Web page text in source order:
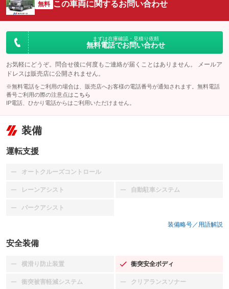
無料 この車両に関するお問い合わせ
まずは在庫確認・見積り依頼
無料電話でお問い合わせ
お気軽にどうぞ。問合せ後に何度もご連絡が届くことはありません。 メールア
ドレスは販売店に公開されません。
※無料電話をご利用の場合は、販売店へお客様の電話番号が通知されます。無料電話
番号ご利用の際の注意点は こちら
IP電話、ひかり電話からはご利用いただけません。
装備
運転支援
オートクルーズコントロール
：装備なし
レーンアシスト
：装備なし 自動駐車システム
：装備なし
パークアシスト
：装備なし
装備略号／用語解説
安全装備
横滑り防止装置
：装備なし 衝突安全ボディ
：装備あり
衝突被害軽減システム
：装備なし クリアランスソナー
：装備なし